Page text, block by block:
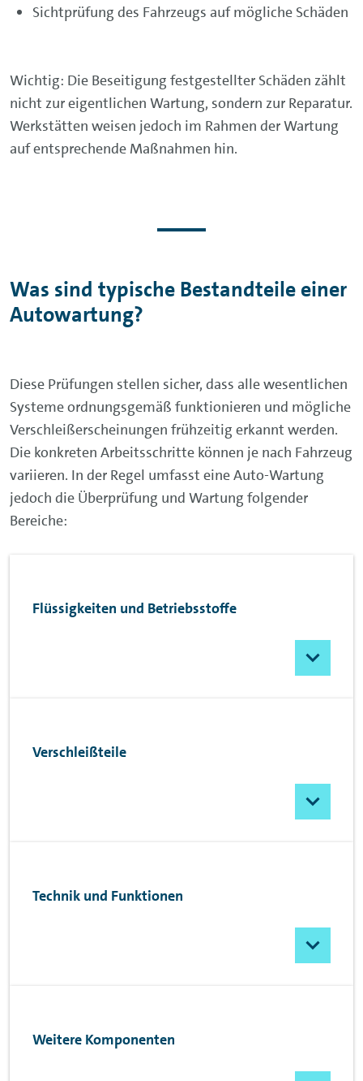
Sichtprüfung des Fahrzeugs auf mögliche Schäden
Wichtig: Die Beseitigung festgestellter Schäden zählt
nicht zur eigentlichen Wartung, sondern zur Reparatur.
Werkstätten weisen jedoch im Rahmen der Wartung
auf entsprechende Maßnahmen hin.
Was sind typische Bestandteile einer
Autowartung?
Diese Prüfungen stellen sicher, dass alle wesentlichen
Systeme ordnungsgemäß funktionieren und mögliche
Verschleißerscheinungen frühzeitig erkannt werden.
Die konkreten Arbeitsschritte können je nach Fahrzeug
variieren. In der Regel umfasst eine Auto-Wartung
jedoch die Überprüfung und Wartung folgender
Bereiche:
Flüssigkeiten und Betriebsstoffe
Verschleißteile
Technik und Funktionen
Weitere Komponenten